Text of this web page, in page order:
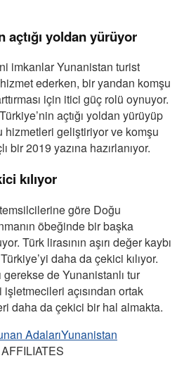
açtığı yoldan yürüyor
imkanlar Yunanistan turist
ederken, bir yandan komşu
için itici güç rolü oynuyor.
açtığı yoldan yürüyüp
hizmetleri geliştiriyor ve komşu
bir 2019 yazına hazırlanıyor.
kılıyor
göre Doğu
öbeğinde bir başka
Türk lirasının aşırı değer kaybı
daha da çekici kılıyor.
de Yunanistanlı tur
açısından ortak
daha da çekici bir hal almakta.
AdalarıYunanistan